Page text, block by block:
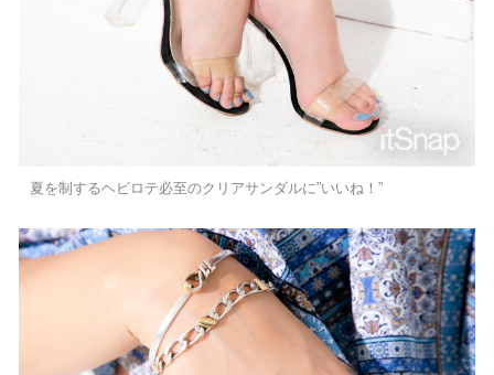
夏を制するヘビロテ必至のクリアサンダルに”いいね！”